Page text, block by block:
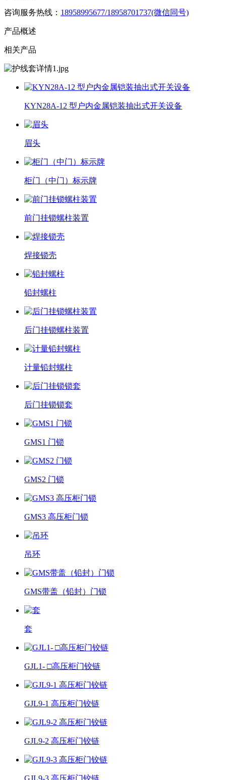
咨询服务热线： 18958995677/18958701737(微信同号)
产品概述
相关产品
KYN28A-12 型户内金属铠装抽出式开关设备
眉头
柜门（中门）标示牌
前门挂锁螺柱装置
焊接锁壳
铅封螺柱
后门挂锁螺柱装置
计量铅封螺柱
后门挂锁锁套
GMS1 门锁
GMS2 门锁
GMS3 高压柜门锁
吊环
GMS带盖（铅封）门锁
套
GJL1- □高压柜门铰链
GJL9-1 高压柜门铰链
GJL9-2 高压柜门铰链
GJL9-3 高压柜门铰链